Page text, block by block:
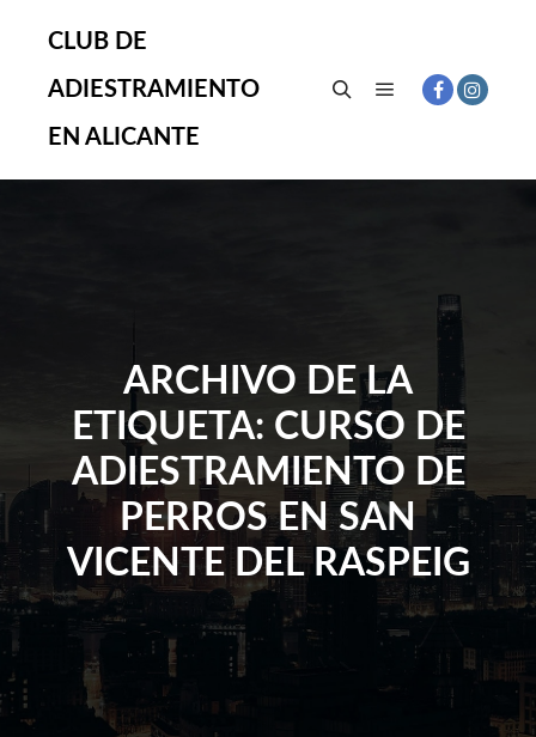
CLUB DE
ADIESTRAMIENTO
EN ALICANTE
ARCHIVO DE LA
ETIQUETA: CURSO DE
ADIESTRAMIENTO DE
PERROS EN SAN
VICENTE DEL RASPEIG